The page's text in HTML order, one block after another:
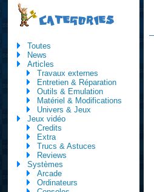
CATEGORIES
Toutes
News
Articles
Travaux externes
Entretien & Réparation
Outils & Emulation
Matériel & Modifications
Univers & Jeux
Jeux vidéo
Credits
Extra
Trucs & Astuces
Reviews
Systèmes
Arcade
Ordinateurs